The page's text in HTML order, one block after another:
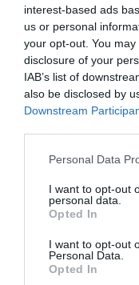
interest-based ads
us or personal
your opt-out. You
disclosure of your
IAB’s list of
also be disclosed by
Downstream
Please note that this
not limited to your
grant or deny
use your data for
consent section.
Personal Data
I want to opt-out
personal data.
Opted In
I want to opt-out
Personal Data.
Opted In
PALMYRA: A VILÁG
AHOVA CSAK A
5800 VENDÉGET